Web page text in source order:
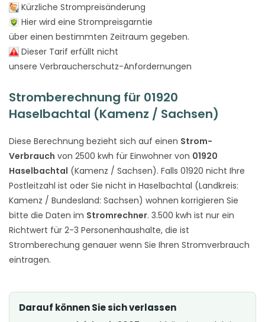
Kürzliche Strompreisänderung
Hier wird eine Strompreisgarntie
über einen bestimmten Zeitraum gegeben.
Dieser Tarif erfüllt nicht
unsere Verbraucherschutz-Anfordernungen
Stromberechnung für 01920
Haselbachtal (Kamenz / Sachsen)
Diese Berechnung bezieht sich auf einen Strom-
Verbrauch von 2500 kwh für Einwohner von 01920
Haselbachtal (Kamenz / Sachsen). Falls 01920 nicht Ihre
Postleitzahl ist oder Sie nicht in Haselbachtal (Landkreis:
Kamenz / Bundesland: Sachsen) wohnen korrigieren Sie
bitte die Daten im Stromrechner. 3.500 kwh ist nur ein
Richtwert für 2-3 Personenhaushalte, die ist
Stromberechung genauer wenn Sie Ihren Stromverbrauch
eintragen.
Darauf können Sie sich verlassen